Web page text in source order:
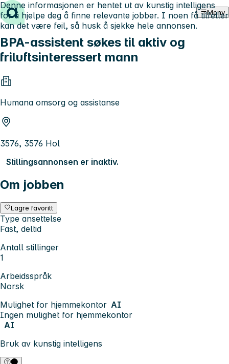
Hopp til innhold Meny
BPA-assistent søkes til aktiv og
friluftsinteressert mann
Humana omsorg og assistanse
3576, 3576 Hol
Stillingsannonsen er inaktiv.
Om jobben
Lagre favoritt
Type ansettelse
Fast, deltid
Antall stillinger
1
Arbeidsspråk
Norsk
Mulighet for hjemmekontor AI
Ingen mulighet for hjemmekontor
AI
Bruk av kunstig intelligens
Denne informasjonen er hentet ut av kunstig intelligens
for å hjelpe deg å finne relevante jobber. I noen få tilfeller
kan det være feil, så husk å sjekke hele annonsen.